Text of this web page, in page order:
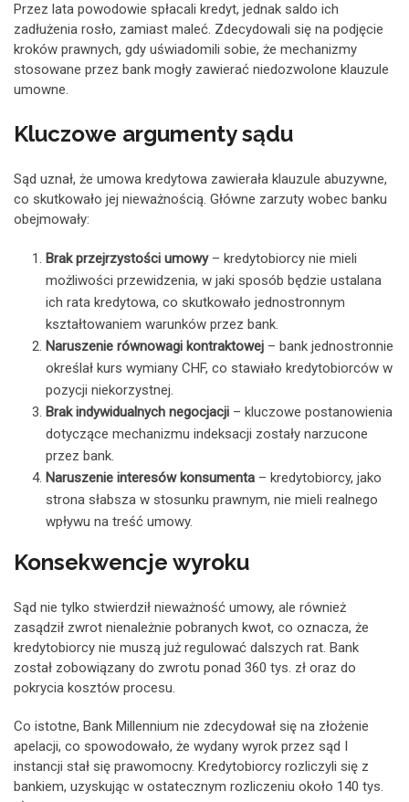
Przez lata powodowie spłacali kredyt, jednak saldo ich
zadłużenia rosło, zamiast maleć. Zdecydowali się na podjęcie
kroków prawnych, gdy uświadomili sobie, że mechanizmy
stosowane przez bank mogły zawierać niedozwolone klauzule
umowne.
Kluczowe argumenty sądu
Sąd uznał, że umowa kredytowa zawierała klauzule abuzywne,
co skutkowało jej nieważnością. Główne zarzuty wobec banku
obejmowały:
Brak przejrzystości umowy– kredytobiorcy nie mieli
możliwości przewidzenia, w jaki sposób będzie ustalana
ich rata kredytowa, co skutkowało jednostronnym
kształtowaniem warunków przez bank.
Naruszenie równowagi kontraktowej – bank jednostronnie
określał kurs wymiany CHF, co stawiało kredytobiorców w
pozycji niekorzystnej.
Brak indywidualnych negocjacji – kluczowe postanowienia
dotyczące mechanizmu indeksacji zostały narzucone
przez bank.
Naruszenie interesów konsumenta – kredytobiorcy, jako
strona słabsza w stosunku prawnym, nie mieli realnego
wpływu na treść umowy.
Konsekwencje wyroku
Sąd nie tylko stwierdził nieważność umowy, ale również
zasądził zwrot nienależnie pobranych kwot, co oznacza, że
kredytobiorcy nie muszą już regulować dalszych rat. Bank
został zobowiązany do zwrotu ponad 360 tys. zł oraz do
pokrycia kosztów procesu.
Co istotne, Bank Millennium nie zdecydował się na złożenie
apelacji, co spowodowało, że wydany wyrok przez sąd I
instancji stał się prawomocny. Kredytobiorcy rozliczyli się z
bankiem, uzyskując w ostatecznym rozliczeniu około 140 tys.